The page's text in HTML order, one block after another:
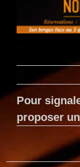
Pour
proposer